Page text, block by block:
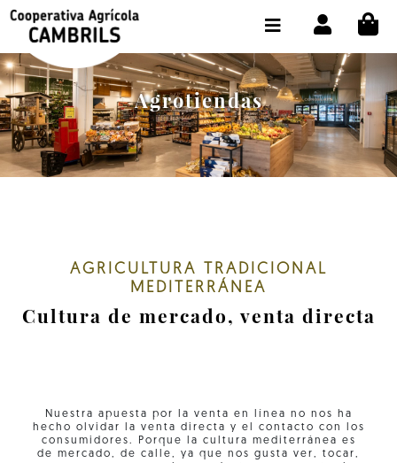
Agrotiendas
AGRICULTURA TRADICIONAL
MEDITERRÁNEA
Cultura de mercado, venta directa
Nuestra apuesta por la venta en línea no nos ha
hecho olvidar la venta directa y el contacto con los
consumidores. Porque la cultura mediterránea es
de mercado, de calle, ya que nos gusta ver, tocar,
TIENDA COMPRA ONLINE
LA COOPERATIVA
OLEOTOUR
PRODUCTOS
CONTACTO
SELECCIONAR IDIOMA : ES